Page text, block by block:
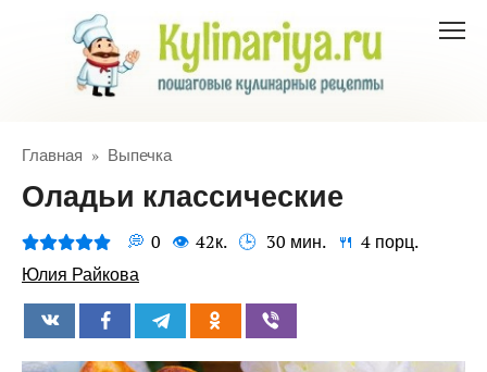
Главная » Выпечка
Оладьи классические
0 42к. 30 мин.
4 порц.
Юлия Райкова